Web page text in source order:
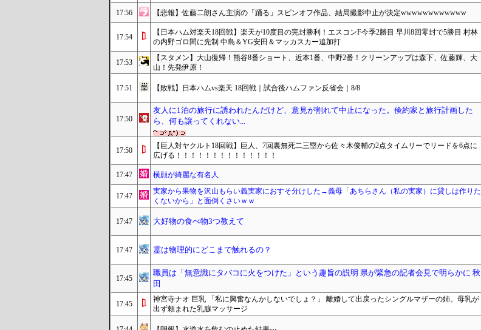
17:56 【悲報】佐藤二朗さん主演の「踊る」スピンオフ作品、結局撮影中止が決定wwwwwwwwwwww
17:54
【日本ハム対楽天18回戦】楽天が10度目の完封勝利！エスコンF今季2勝目 早川8回零封で5勝目 村林
の内野ゴロ間に先制 中島＆YG安田＆マッカスカー追加打
17:53
【スタメン】大山復帰！熊谷8番ショート、近本1番、中野2番！クリーンアップは森下、佐藤輝、大
山！先発伊原！
17:51 【敗戦】日本ハムvs楽天 18回戦｜試合後ハムファン反省会｜8/8
17:50
友人に1泊の旅行に誘われたんだけど、意見が割れて中止になった。倹約家と旅行計画した
ら、何も譲ってくれない...
17:50
【巨人対ヤクルト18回戦】巨人、7回裏無死二三塁から佐々木俊輔の2点タイムリーでリードを6点に
広げる！！！！！！！！！！！！！！
17:47 横顔が綺麗な有名人
17:47
実家から果物を沢山もらい義実家におすそ分けした→義母「あちらさん（私の実家）に貸しは作りた
くないから」と面倒くさいｗｗ
17:47 大好物の食べ物3つ教えて
17:47 霊は物理的にどこまで触れるの？
17:45
職員は「無意識にタバコに火をつけた」という趣旨の説明 県が緊急の記者会見で明らかに 秋
田
17:45
神宮寺ナオ 巨乳 「私に興奮なんかしないでしょ？」 離婚して出戻ったシングルマザーの姉。母乳が
出ず頼まれた乳腺マッサージ